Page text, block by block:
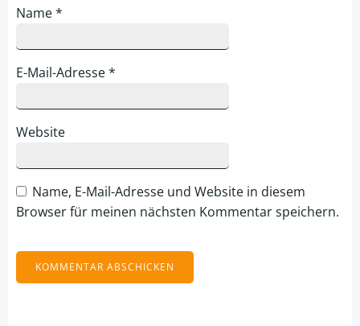
Name*
E-Mail-Adresse*
Website
Name, E-Mail-Adresse und Website in diesem
Browser für meinen nächsten Kommentar speichern.